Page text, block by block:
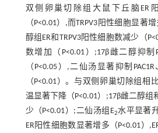
双侧卵巢切除组大鼠下丘脑ER
（P<0.01）,而TRPV3阳性细胞显著
醇组ER和TRPV3阳性细胞数减少（
数增加（P<0.01）;17β雌二醇抑制
（P<0.05）,二仙汤显著抑制
（P<0.01）。与双侧卵巢切除组相
温显著下降（P<0.01）;17β雌二醇
少（P<0.01）;二仙汤组E2水平显著
ER阳性细胞数显著增多（P<0.01）